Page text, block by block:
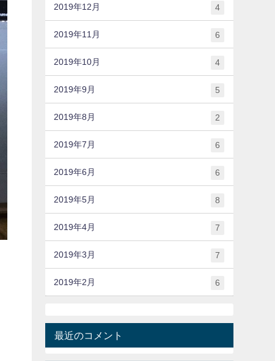
2019年12月 4
2019年11月 6
2019年10月 4
2019年9月 5
2019年8月 2
2019年7月 6
2019年6月 6
2019年5月 8
2019年4月 7
2019年3月 7
2019年2月 6
最近のコメント